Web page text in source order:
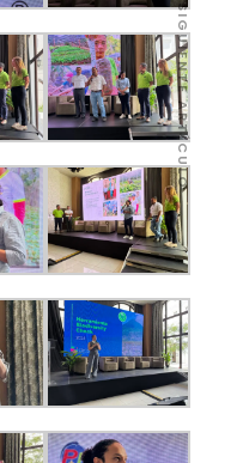
SIGUIENTE ARTÍCULO